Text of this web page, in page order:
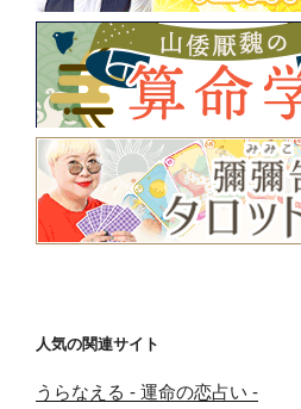
人気の関連サイト
うらなえる - 運命の恋占い -